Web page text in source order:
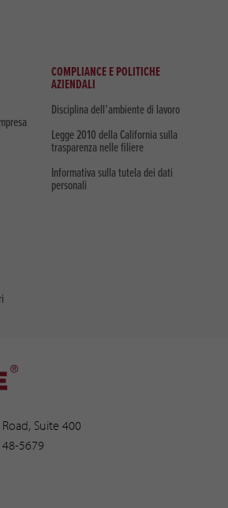
Suite 400
5679
COMPLIANCE E POLITICHE
AZIENDALI
Disciplina dell’ambiente di lavoro
Legge 2010 della California sulla
trasparenza nelle filiere
Informativa sulla tutela dei dati
personali